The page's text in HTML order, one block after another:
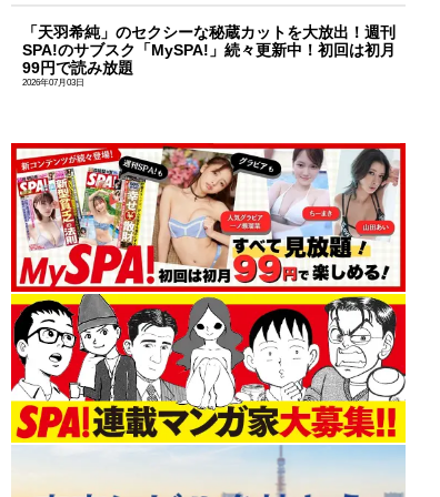
「天羽希純」のセクシーな秘蔵カットを大放出！週刊
SPA!のサブスク「MySPA!」続々更新中！初回は初月
99円で読み放題
2026年07月03日